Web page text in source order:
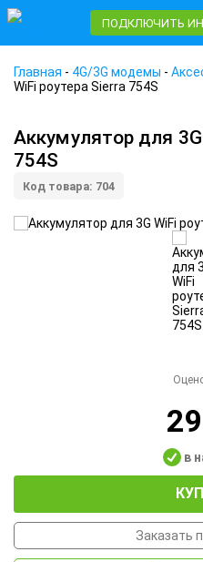
ПОДКЛЮЧИТЬ
Главная - 4G/3G модемы -
WiFi роутера Sierra 754S
Аккумулятор для
754S
Код товара: 704
в
Заказать